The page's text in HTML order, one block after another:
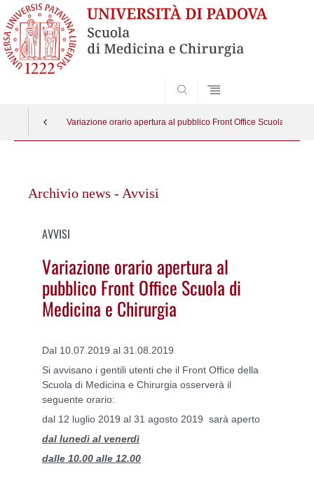
Variazione orario apertura al pubblico Front Office Scuola di
contenutoArchivio news - Avvisi
AVVISI
Variazione orario apertura al
pubblico Front Office Scuola di
Medicina e Chirurgia
Dal 10.07.2019 al 31.08.2019
Si avvisano i gentili utenti che il Front Office della
Scuola di Medicina e Chirurgia osserverà il
seguente orario:
dal 12 luglio 2019 al 31 agosto 2019 sarà aperto
dal lunedì al venerdì
dalle 10.00 alle 12.00